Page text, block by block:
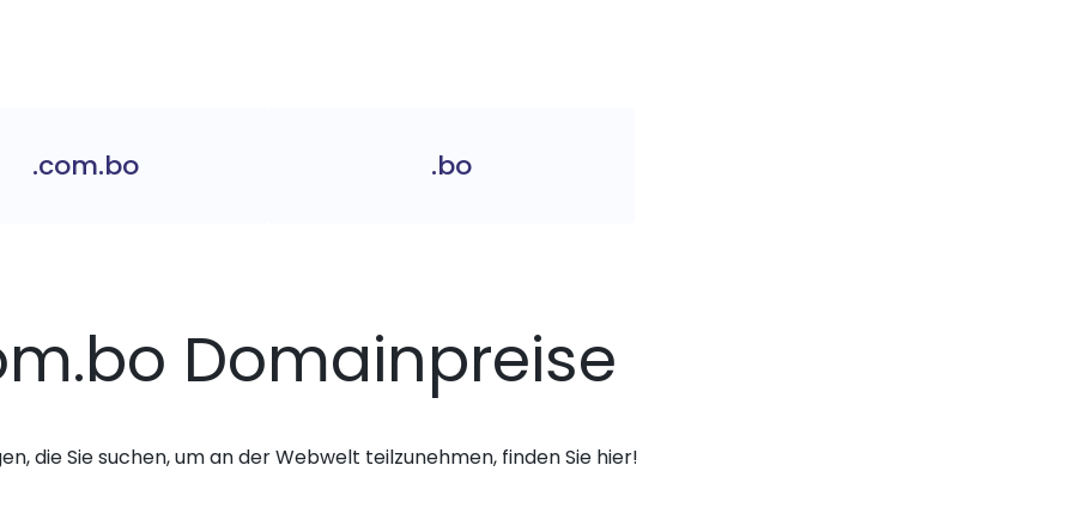
.com.bo .bo
Domainpreise
die Sie suchen, um an der Webwelt teilzunehmen, finden Sie hier!